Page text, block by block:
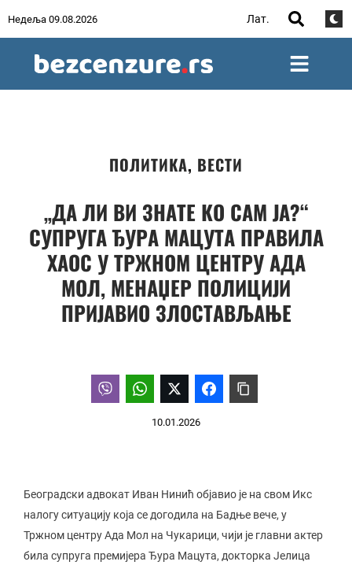
Недеља 09.08.2026 Лат.
ПОЛИТИКА, ВЕСТИ
„ДА ЛИ ВИ ЗНАТЕ КО САМ ЈА?“
СУПРУГА ЂУРА МАЦУТА ПРАВИЛА
ХАОС У ТРЖНОМ ЦЕНТРУ АДА
МОЛ, МЕНАЏЕР ПОЛИЦИЈИ
ПРИЈАВИО ЗЛОСТАВЉАЊЕ
10.01.2026
Београдски адвокат Иван Нинић објавио је на свом Икс
налогу ситуацију која се догодила на Бадње вече, у
Тржном центру Ада Мол на Чукарици, чији је главни актер
била супруга премијера Ђура Мацута, докторка Јелица